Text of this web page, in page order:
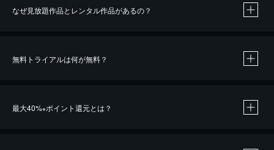
なぜ見放題作品とレンタル作品があるの？
無料トライアルは何が無料？
最大40%※ポイント還元とは？